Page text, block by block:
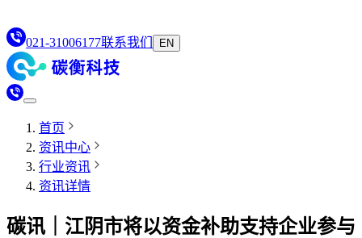
021-31006177联系我们 EN
首页
资讯中心
行业资讯
资讯详情
碳讯｜江阴市将以资金补助支持企业参与